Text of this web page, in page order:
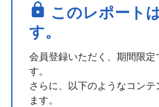
このレポート
す。
会員登録いただく、期間限
す。
さらに、以下のようなコン
ます。